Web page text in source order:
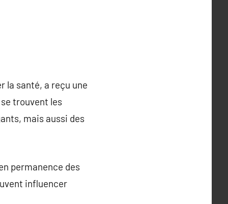
la santé, a reçu une
trouvent les
mais aussi des
permanence des
influencer